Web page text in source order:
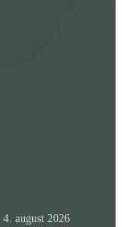
4. august 2026